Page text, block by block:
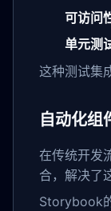
可访问
单元测
这种测试集
自动化组
在传统开发
合，解决了
Storybook